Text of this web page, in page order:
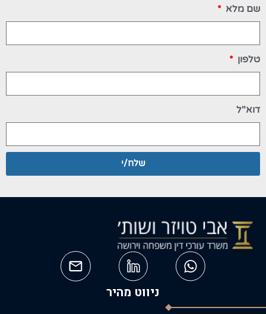
שם מלא
טלפון
דוא"ל
שלח/י
ניווט מהיר